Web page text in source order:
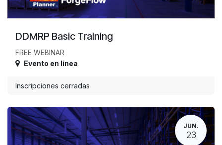
DDMRP Basic Training
FREE WEBINAR
Evento en línea
Inscripciones cerradas
JUN.
23